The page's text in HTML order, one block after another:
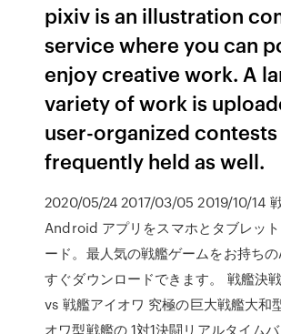
pixiv is an illustration
service where you can
enjoy creative work. A
variety of work is
user-organized contests
frequently held as well.
2020/05/24 2017/03/05 2019/10/14
Android アプリをスマホとタブレッ
ード。最人気の戦艦ゲームをお持ち
すぐダウンロードできます。 戦艦決
vs 戦艦アイオワ 究極の巨大戦艦大和
オワ型戦艦の 1対1決闘リアルタイム